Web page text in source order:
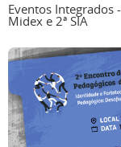
Eventos Integrados
Midex e 2ª SIA